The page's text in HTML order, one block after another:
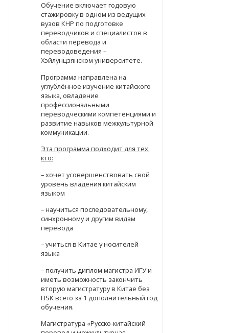
Обучение включает годовую
стажировку в одном из ведущих
вузов КНР по подготовке
переводчиков и специалистов в
области перевода и
переводоведения –
Хэйлунцзянском университете.
Программа направлена на
углублённое изучение китайского
языка, овладение
профессиональными
переводческими компетенциями и
развитие навыков межкультурной
коммуникации.
Эта программа подходит для тех,
кто:
– хочет усовершенствовать свой
уровень владения китайским
языком
– научиться последовательному,
синхронному и другим видам
перевода
– учиться в Китае у носителей
языка
– получить диплом магистра ИГУ и
иметь возможность закончить
вторую магистратуру в Китае без
HSK всего за 1 дополнительный год
обучения.
Магистратура «Русско-китайский